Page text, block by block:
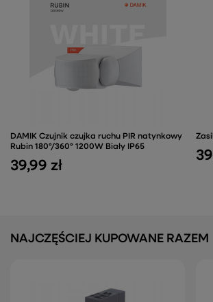
DAMIK Czujnik czujka ruchu PIR natynkowy
Rubin 180°/360° 1200W Biały IP65
39,99 zł
NAJCZĘŚCIEJ KUPOWANE RAZEM